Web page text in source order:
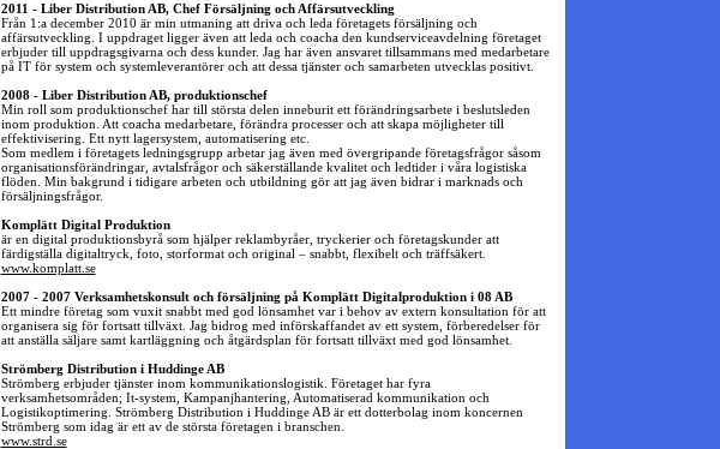
2011 - Liber Distribution AB, Chef Försäljning och Affärsutveckling
Från 1:a december 2010 är min utmaning att driva och leda företagets försäljning och
affärsutveckling. I uppdraget ligger även att leda och coacha den kundserviceavdelning företaget
erbjuder till uppdragsgivarna och dess kunder. Jag har även ansvaret tillsammans med medarbetare
på IT för system och systemleverantörer och att dessa tjänster och samarbeten utvecklas positivt.
2008 - Liber Distribution AB, produktionschef
Min roll som produktionschef har till största delen inneburit ett förändringsarbete i beslutsleden
inom produktion. Att coacha medarbetare, förändra processer och att skapa möjligheter till
effektivisering. Ett nytt lagersystem, automatisering etc.
Som medlem i företagets ledningsgrupp arbetar jag även med övergripande företagsfrågor såsom
organisationsförändringar, avtalsfrågor och säkerställande kvalitet och ledtider i våra logistiska
flöden. Min bakgrund i tidigare arbeten och utbildning gör att jag även bidrar i marknads och
försäljningsfrågor.
Komplätt Digital Produktion
är en digital produktionsbyrå som hjälper reklambyråer, tryckerier och företagskunder att
färdigställa digitaltryck, foto, storformat och original – snabbt, flexibelt och träffsäkert.
www.komplatt.se
2007 - 2007 Verksamhetskonsult och försäljning på Komplätt Digitalproduktion i 08 AB
Ett mindre företag som vuxit snabbt med god lönsamhet var i behov av extern konsultation för att
organisera sig för fortsatt tillväxt. Jag bidrog med införskaffandet av ett system, förberedelser för
att anställa säljare samt kartläggning och åtgärdsplan för fortsatt tillväxt med god lönsamhet.
Strömberg Distribution i Huddinge AB
Strömberg erbjuder tjänster inom kommunikationslogistik. Företaget har fyra
verksamhetsområden; It-system, Kampanjhantering, Automatiserad kommunikation och
Logistikoptimering. Strömberg Distribution i Huddinge AB är ett dotterbolag inom koncernen
Strömberg som idag är ett av de största företagen i branschen.
www.strd.se